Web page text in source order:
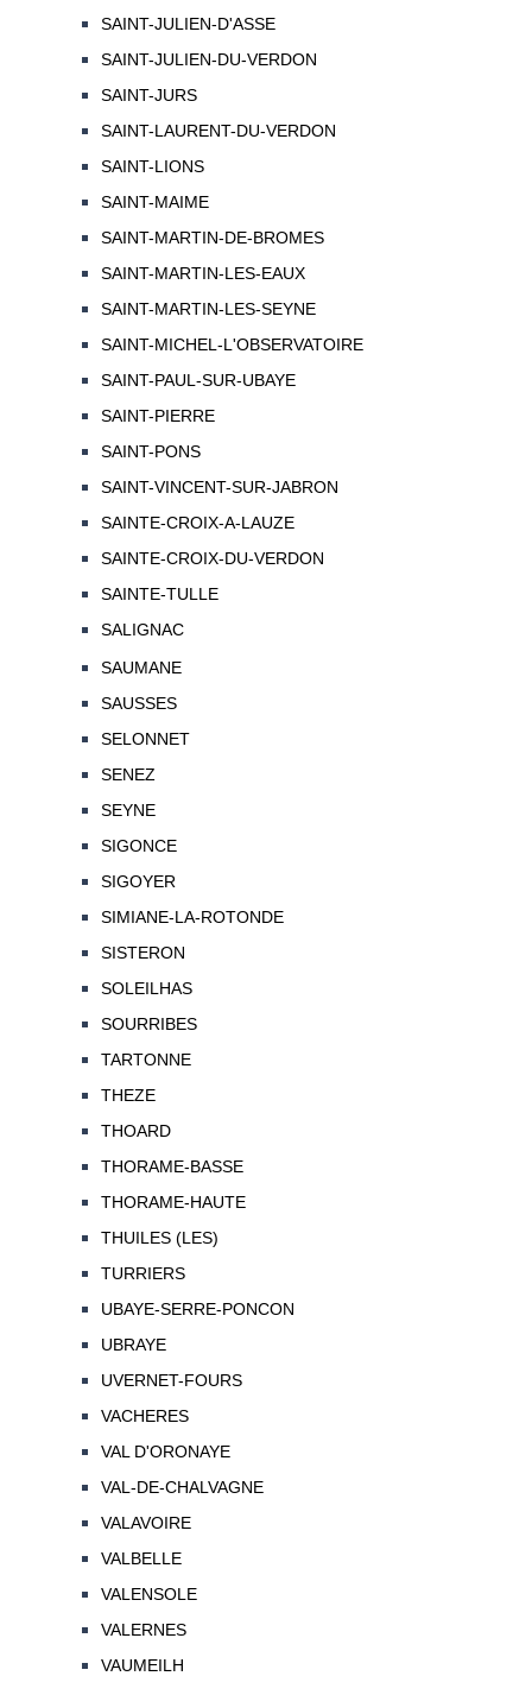
SAINT-JULIEN-D'ASSE
SAINT-JULIEN-DU-VERDON
SAINT-JURS
SAINT-LAURENT-DU-VERDON
SAINT-LIONS
SAINT-MAIME
SAINT-MARTIN-DE-BROMES
SAINT-MARTIN-LES-EAUX
SAINT-MARTIN-LES-SEYNE
SAINT-MICHEL-L'OBSERVATOIRE
SAINT-PAUL-SUR-UBAYE
SAINT-PIERRE
SAINT-PONS
SAINT-VINCENT-SUR-JABRON
SAINTE-CROIX-A-LAUZE
SAINTE-CROIX-DU-VERDON
SAINTE-TULLE
SALIGNAC
SAUMANE
SAUSSES
SELONNET
SENEZ
SEYNE
SIGONCE
SIGOYER
SIMIANE-LA-ROTONDE
SISTERON
SOLEILHAS
SOURRIBES
TARTONNE
THEZE
THOARD
THORAME-BASSE
THORAME-HAUTE
THUILES (LES)
TURRIERS
UBAYE-SERRE-PONCON
UBRAYE
UVERNET-FOURS
VACHERES
VAL D'ORONAYE
VAL-DE-CHALVAGNE
VALAVOIRE
VALBELLE
VALENSOLE
VALERNES
VAUMEILH